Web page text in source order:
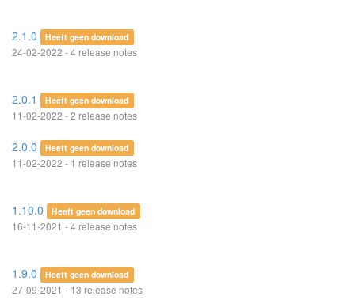
2.1.0 Heeft geen download
24-02-2022 - 4 release notes
2.0.1 Heeft geen download
11-02-2022 - 2 release notes
2.0.0 Heeft geen download
11-02-2022 - 1 release notes
1.10.0 Heeft geen download
16-11-2021 - 4 release notes
1.9.0 Heeft geen download
27-09-2021 - 13 release notes